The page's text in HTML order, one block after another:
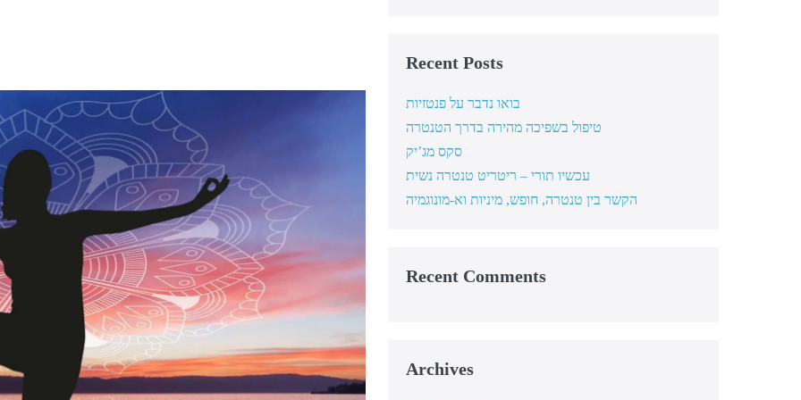
Recent Posts
בואו נדבר על פנטזיות
טיפול בשפיכה מהירה בדרך הטנטרה
סקס מג’יק
עכשיו תורי – ריטריט טנטרה נשית
הקשר בין טנטרה, חופש, מיניות וא-מונוגמיה
Recent Comments
Archives